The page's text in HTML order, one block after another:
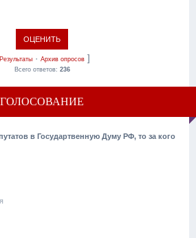
Результаты · Архив опросов ]
Всего ответов: 236
ГОЛОСОВАНИЕ
в Государтвенную Думу РФ, то за кого